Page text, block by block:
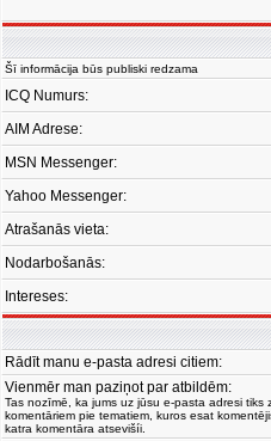
Šī informācija būs publiski redzama
ICQ Numurs:
AIM Adrese:
MSN Messenger:
Yahoo Messenger:
Atrašanās vieta:
Nodarbošanās:
Intereses:
Rādīt manu e-pasta adresi citiem:
Vienmēr man paziņot par atbildēm:
Tas nozīmē, ka jums uz jūsu e-pasta adresi tiks
komentāriem pie tematiem, kuros esat
katra komentāra atsevišíi.